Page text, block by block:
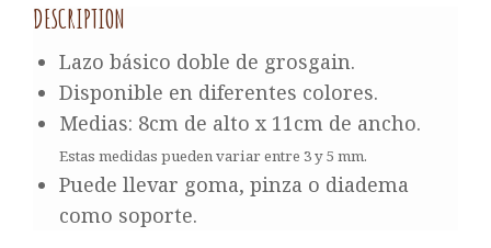
DESCRIPTION
Lazo básico doble de grosgain.
Disponible en diferentes colores.
Medias: 8cm de alto x 11cm de ancho.
Estas medidas pueden variar entre 3 y 5 mm.
Puede llevar goma, pinza o diadema
como soporte.